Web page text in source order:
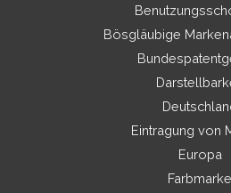
Bösgläubige
Eintragung von
Europa
Farbmarke